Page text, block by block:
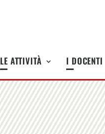
LE ATTIVITÀ I DOCENTI